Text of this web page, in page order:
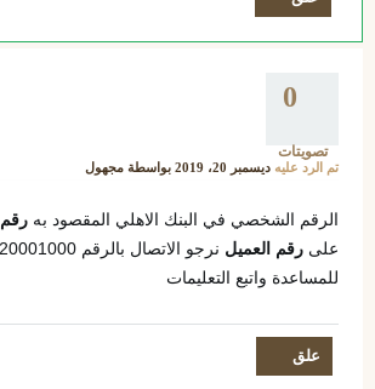
0
تصويتات
تم الرد عليه ديسمبر 20، 2019 بواسطة مجهول
الرقم الشخصي في البنك الاهلي المقصود به رقم
على رقم العميل
للمساعدة واتبع التعليمات